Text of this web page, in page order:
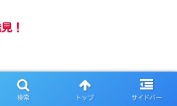
！
検索 トップ サイドバー